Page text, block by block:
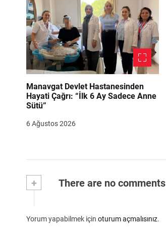
Manavgat Devlet Hastanesinden
Hayati Çağrı: “İlk 6 Ay Sadece Anne
Sütü”
6 Ağustos 2026
+ There are no comments
Yorum yapabilmek için oturum açmalısınız.